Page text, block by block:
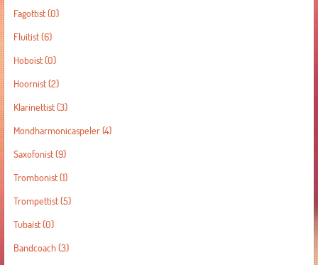
Fagottist(0)
Fluitist(6)
Hoboïst(0)
Hoornist(2)
Klarinettist(3)
Mondharmonicaspeler(4)
Saxofonist(9)
Trombonist(1)
Trompettist(5)
Tubaïst(0)
Bandcoach(3)